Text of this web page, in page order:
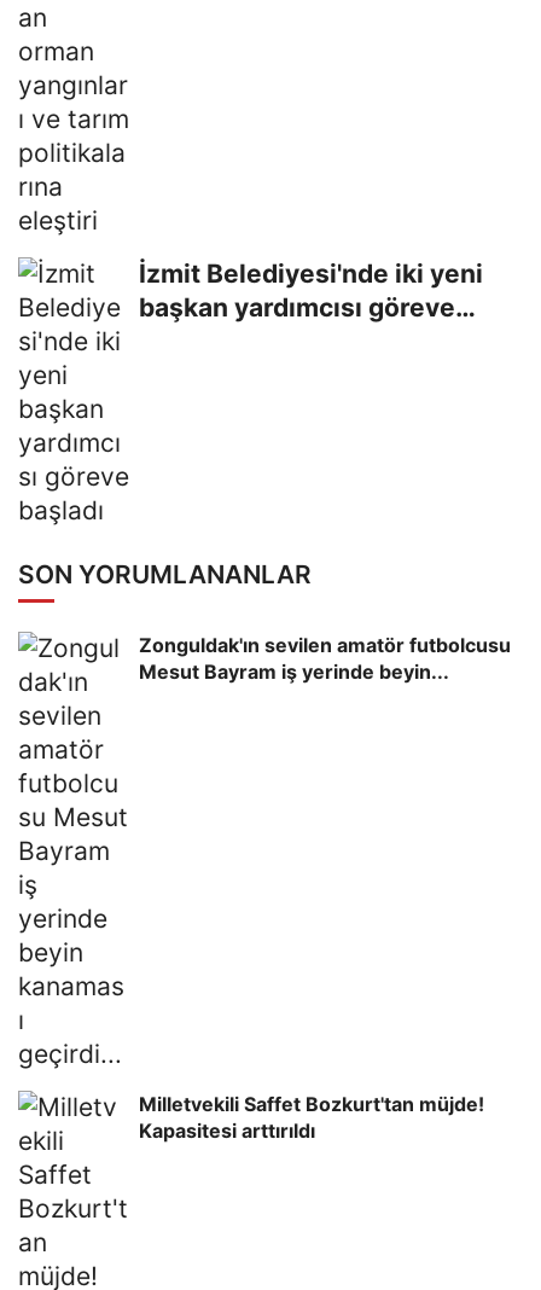
İzmit Belediyesi'nde iki yeni
başkan yardımcısı göreve
SON YORUMLANANLAR
Zonguldak'ın sevilen amatör futbolcusu
Mesut Bayram iş yerinde beyin...
Milletvekili Saffet Bozkurt'tan müjde!
Kapasitesi arttırıldı